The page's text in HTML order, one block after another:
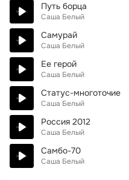
Путь борца
Саша Белый
Самурай
Саша Белый
Ее герой
Саша Белый
Статус-многоточие
Саша Белый
Россия 2012
Саша Белый
Самбо-70
Саша Белый